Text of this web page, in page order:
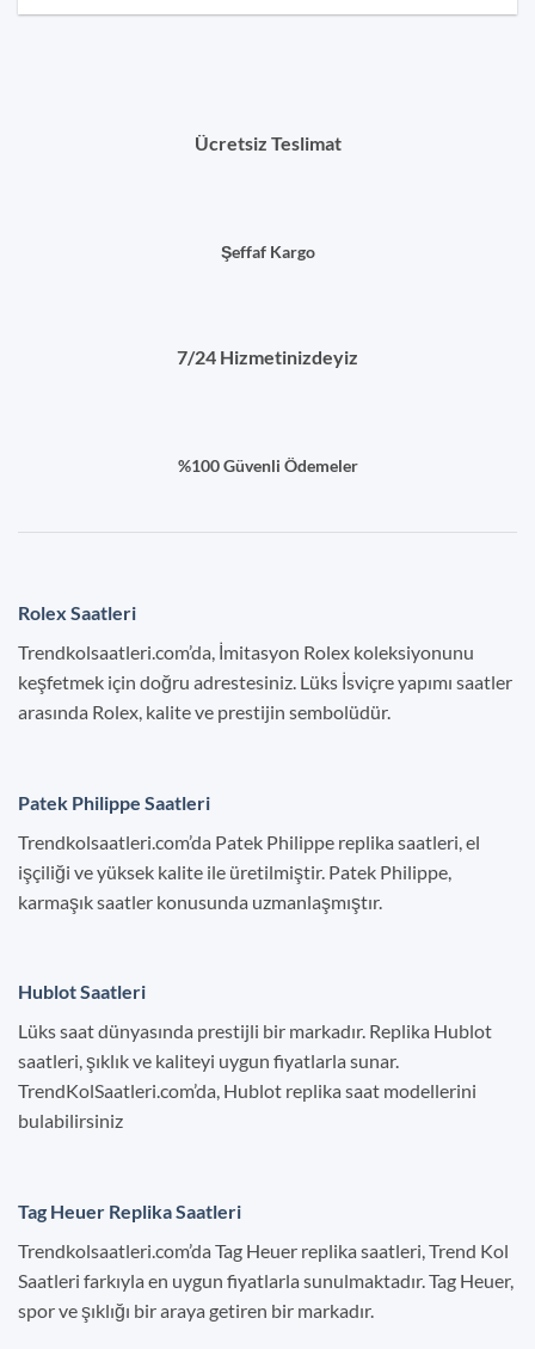
Ücretsiz Teslimat
Şeffaf Kargo
7/24 Hizmetinizdeyiz
%100 Güvenli Ödemeler
Rolex Saatleri
Trendkolsaatleri.com’da, İmitasyon Rolex koleksiyonunu
keşfetmek için doğru adrestesiniz. Lüks İsviçre yapımı saatler
arasında Rolex, kalite ve prestijin sembolüdür.
Patek Philippe Saatleri
Trendkolsaatleri.com’da Patek Philippe replika saatleri, el
işçiliği ve yüksek kalite ile üretilmiştir. Patek Philippe,
karmaşık saatler konusunda uzmanlaşmıştır.
Hublot Saatleri
Lüks saat dünyasında prestijli bir markadır. Replika Hublot
saatleri, şıklık ve kaliteyi uygun fiyatlarla sunar.
TrendKolSaatleri.com’da, Hublot replika saat modellerini
bulabilirsiniz
Tag Heuer Replika Saatleri
Trendkolsaatleri.com’da Tag Heuer replika saatleri, Trend Kol
Saatleri farkıyla en uygun fiyatlarla sunulmaktadır. Tag Heuer,
spor ve şıklığı bir araya getiren bir markadır.